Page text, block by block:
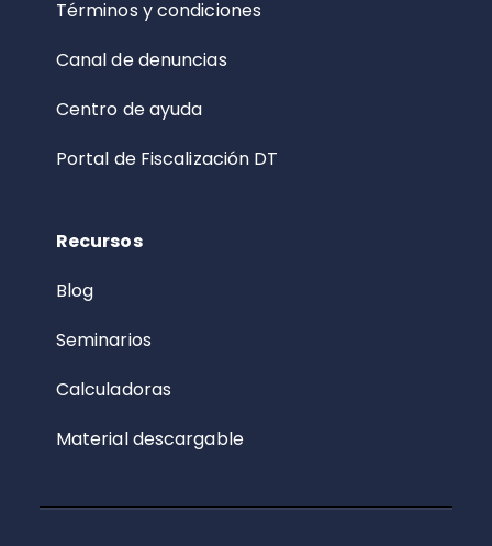
Términos y condiciones
Canal de denuncias
Centro de ayuda
Portal de Fiscalización DT
Recursos
Blog
Seminarios
Calculadoras
Material descargable